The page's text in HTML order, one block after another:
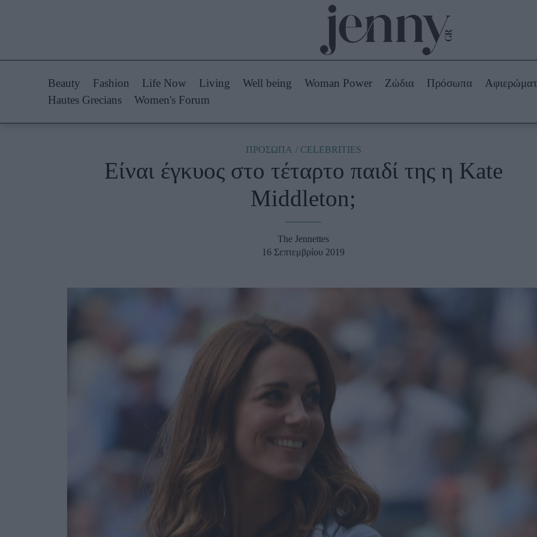
Styling Tips
Fashion News
Beauty -
Ομορφιά
Skincare
Μακιγιάζ
Woman Power Πρόσωπα Ζώδια
ΒΟΞ
Γάμος Market News
Beauty Fashion Life Now Living Well being Woman Power Ζώδια Πρόσωπα
Hautes Grecians
Women's Forum
ΠΡΟΣΩΠΑ CELEBRITIES
Είναι έγκυος στο τέταρτο παιδί της η Kate
Middleton;
The Jennettes
16 Σεπτεμβρίου 2019